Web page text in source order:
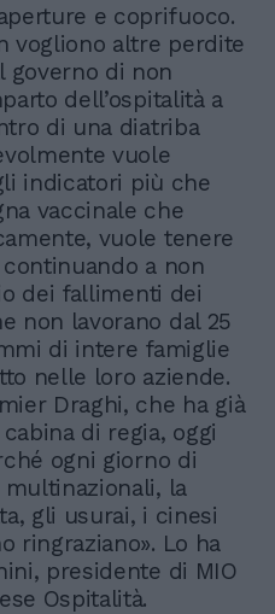
e coprifuoco.
vogliono altre perdite
governo di non
dell’ospitalità a
di una diatriba
vuole
indicatori più che
vaccinale che
vuole tenere
a non
dei fallimenti dei
non lavorano dal 25
di intere famiglie
nelle loro aziende.
Draghi, che ha già
di regia, oggi
ogni giorno di
la
gli usurai, i cinesi
ringraziano». Lo ha
presidente di MIO
Ospitalità.